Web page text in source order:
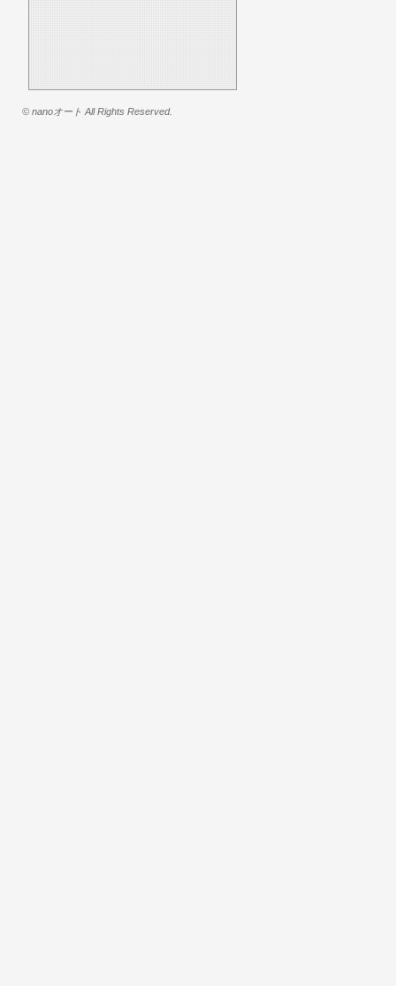
© nanoオート All Rights Reserved.